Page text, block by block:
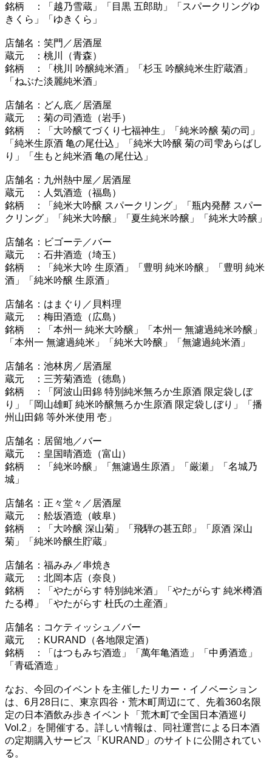
銘柄 ：「越乃雪蔵」「目黒 五郎助」「スパークリングゆ
きくら」「ゆきくら」
店舗名：笑門／居酒屋
蔵元 ：桃川（青森）
銘柄 ：「桃川 吟醸純米酒」「杉玉 吟醸純米生貯蔵酒」
「ねぶた淡麗純米酒」
店舗名：どん底／居酒屋
蔵元 ：菊の司酒造（岩手）
銘柄 ：「大吟醸てづくり七福神生」「純米吟醸 菊の司」
「純米生原酒 亀の尾仕込」「純米大吟醸 菊の司雫あらばし
り」「生もと純米酒 亀の尾仕込」
店舗名：九州熱中屋／居酒屋
蔵元 ：人気酒造（福島）
銘柄 ：「純米大吟醸 スパークリング」「瓶内発酵 スパー
クリング」「純米大吟醸」「夏生純米吟醸」「純米大吟醸」
店舗名：ビゴーテ／バー
蔵元 ：石井酒造（埼玉）
銘柄 ：「純米大吟 生原酒」「豊明 純米吟醸」「豊明 純米
酒」「純米吟醸 生原酒」
店舗名：はまぐり／貝料理
蔵元 ：梅田酒造（広島）
銘柄 ：「本州一 純米大吟醸」「本州一 無濾過純米吟醸」
「本州一 無濾過純米」「純米大吟醸」「無濾過純米酒」
店舗名：池林房／居酒屋
蔵元 ：三芳菊酒造（徳島）
銘柄 ：「阿波山田錦 特別純米無ろか生原酒 限定袋しぼ
り」「岡山雄町 純米吟醸無ろか生原酒 限定袋しぼり」「播
州山田錦 等外米使用 壱」
店舗名：居留地／バー
蔵元 ：皇国晴酒造（富山）
銘柄 ：「純米吟醸」「無濾過生原酒」「厳瀬」「名城乃
城」
店舗名：正々堂々／居酒屋
蔵元 ：舩坂酒造（岐阜）
銘柄 ：「大吟醸 深山菊」「飛騨の甚五郎」「原酒 深山
菊」「純米吟醸生貯蔵」
店舗名：福みみ／串焼き
蔵元 ：北岡本店（奈良）
銘柄 ：「やたがらす 特別純米酒」「やたがらす 純米樽酒
たる樽」「やたがらす 杜氏の土産酒」
店舗名：コケティッシュ／バー
蔵元 ：KURAND（各地限定酒）
銘柄 ：「はつもみぢ酒造」「萬年亀酒造」「中勇酒造」
「青砥酒造」
なお、今回のイベントを主催したリカー・イノベーション
は、6月28日に、東京四谷・荒木町周辺にて、先着360名限
定の日本酒飲み歩きイベント「荒木町で全国日本酒巡り
Vol.2」を開催する。詳しい情報は、同社運営による日本酒
の定期購入サービス「KURAND」のサイトに公開されてい
る。